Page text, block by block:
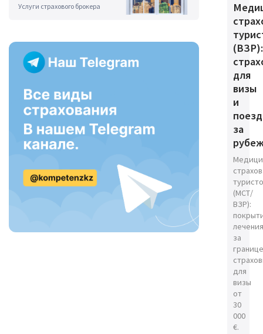
Услуги страхового брокера
(ВЗР):
для
визы
и
за
(МСТ/
ВЗР):
лечения
за
для
визы
от
30
000
€.